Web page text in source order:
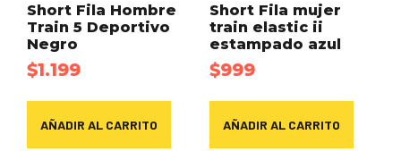
Short Fila Hombre
Train 5 Deportivo
Negro
$1.199
AÑADIR AL CARRITO
Short Fila mujer
train elastic ii
estampado azul
$999
AÑADIR AL CARRITO